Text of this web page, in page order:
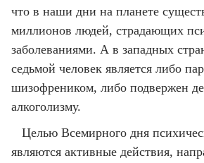
что в наши дни на планете
миллионов людей, страдающих
заболеваниями. А в западных
седьмой человек является либо
шизофреником, либо подвержен
алкоголизму.
Целью Всемирного дня
являются активные действия,